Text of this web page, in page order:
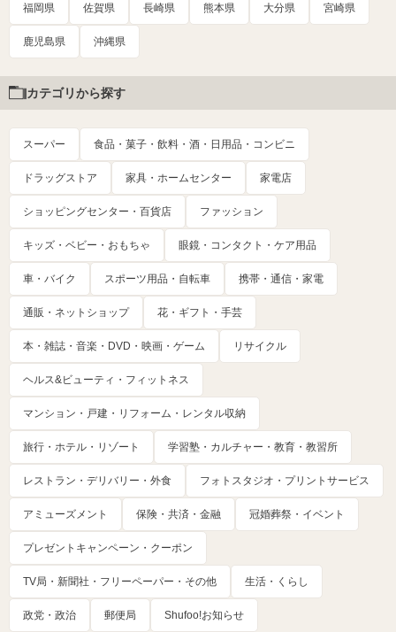
福岡県 佐賀県 長崎県 熊本県 大分県 宮崎県
鹿児島県 沖縄県
カテゴリから探す
スーパー 食品・菓子・飲料・酒・日用品・コンビニ
ドラッグストア 家具・ホームセンター 家電店
ショッピングセンター・百貨店 ファッション
キッズ・ベビー・おもちゃ 眼鏡・コンタクト・ケア用品
車・バイク スポーツ用品・自転車 携帯・通信・家電
通販・ネットショップ 花・ギフト・手芸
本・雑誌・音楽・DVD・映画・ゲーム リサイクル
ヘルス&ビューティ・フィットネス
マンション・戸建・リフォーム・レンタル収納
旅行・ホテル・リゾート 学習塾・カルチャー・教育・教習所
レストラン・デリバリー・外食 フォトスタジオ・プリントサービス
アミューズメント 保険・共済・金融 冠婚葬祭・イベント
プレゼントキャンペーン・クーポン
TV局・新聞社・フリーペーパー・その他 生活・くらし
政党・政治 郵便局 Shufoo!お知らせ